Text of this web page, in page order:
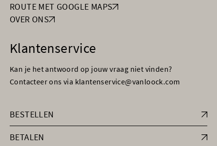
ROUTE MET GOOGLE MAPS
OVER ONS
Klantenservice
Kan je het antwoord op jouw vraag niet vinden?
Contacteer ons via klantenservice@vanloock.com
BESTELLEN
BETALEN